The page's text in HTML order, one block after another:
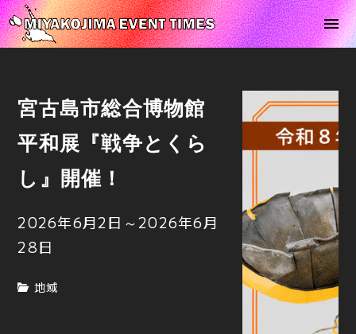
宮古島市総合博物館
平和展『戦争とくら
し』開催！
2026年6月2日 ～2026年6月
28日
地域